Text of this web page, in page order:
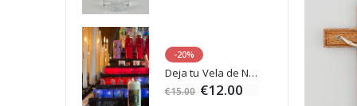
-20%
Deja tu Vela de Novena en Lourdes
€15.00 €12.00